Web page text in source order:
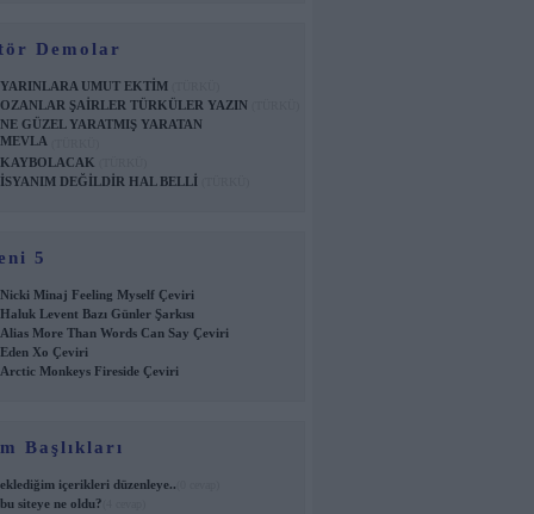
Demolar
YARINLARA UMUT EKTİM
OZANLAR ŞAİRLER TÜRKÜLER YAZIN
NE GÜZEL YARATMIŞ YARATAN
MEVLA
KAYBOLACAK
İSYANIM DEĞİLDİR HAL BELLİ
5
Nicki Minaj Feeling Myself Çeviri
Haluk Levent Bazı Günler Şarkısı
Alias More Than Words Can Say Çeviri
Eden Xo Çeviri
Arctic Monkeys Fireside Çeviri
Başlıkları
eklediğim içerikleri düzenleye..
bu siteye ne oldu?